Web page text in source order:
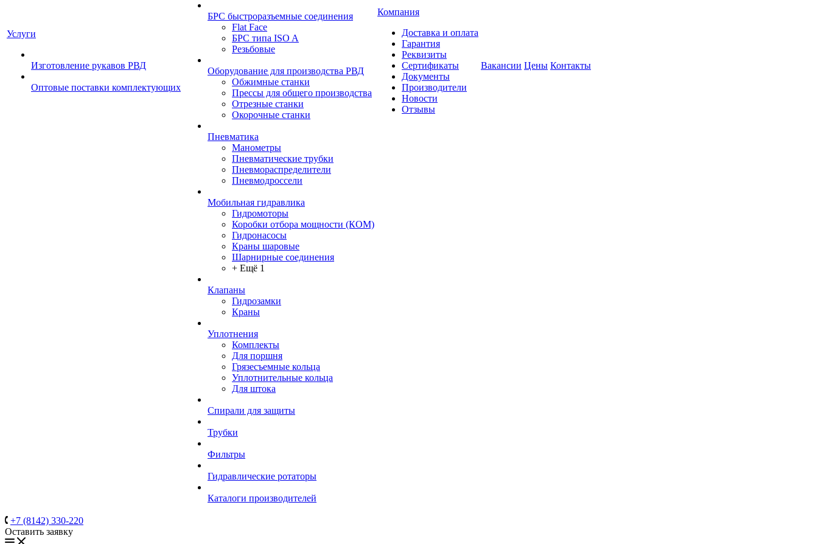
Услуги
Изготовление рукавов РВД
Оптовые поставки комплектующих
БРС быстроразъемные соединения
Flat Face
БРС типа ISO A
Резьбовые
Оборудование для производства РВД
Обжимные станки
Прессы для общего производства
Отрезные станки
Окорочные станки
Пневматика
Манометры
Пневматические трубки
Пневмораспределители
Пневмодроссели
Мобильная гидравлика
Гидромоторы
Коробки отбора мощности (КОМ)
Гидронасосы
Краны шаровые
Шарнирные соединения
+ Ещё 1
Клапаны
Гидрозамки
Краны
Уплотнения
Комплекты
Для поршня
Грязесъемные кольца
Уплотнительные кольца
Для штока
Спирали для защиты
Трубки
Фильтры
Гидравлические ротаторы
Каталоги производителей
Компания
Доставка и оплата
Гарантия
Реквизиты
Сертификаты
Документы
Производители
Новости
Отзывы
Вакансии Цены Контакты
+7 (8142) 330-220
Оставить заявку